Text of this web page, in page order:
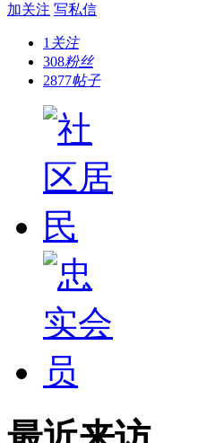
加关注 写私信
1 关注
308粉丝
2877帖子